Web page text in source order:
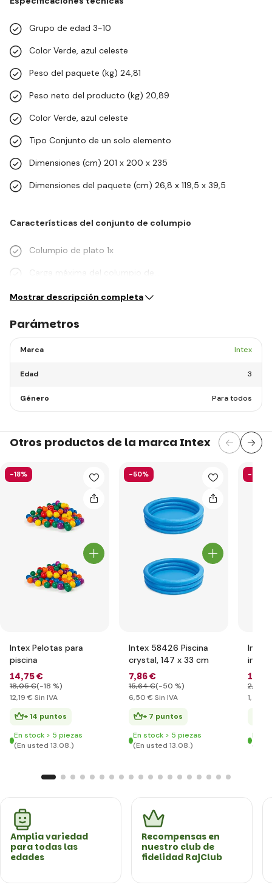
Grupo de edad 3-10
Color Verde, azul celeste
Peso del paquete (kg) 24,81
Peso neto del producto (kg) 20,89
Color Verde, azul celeste
Tipo Conjunto de un solo elemento
Dimensiones (cm) 201 x 200 x 235
Dimensiones del paquete (cm) 26,8 x 119,5 x 39,5
Características del conjunto de columpio
Columpio de plato 1x
Carga máxima del columpio de…
Mostrar descripción completa
Parámetros
Marca Intex
Edad 3
Género Para todos
Otros productos de la marca Intex
-18%
Intex Pelotas para
piscina
14,75 €
18,05 €(-18 %)
12,19 € Sin IVA
+ 14 puntos
En stock > 5 piezas
(En usted 13.08.)
-50%
Intex 58426 Piscina
crystal, 147 x 33 cm
7,86 €
15,64 €(-50 %)
6,50 € Sin IVA
+ 7 puntos
En stock > 5 piezas
(En usted 13.08.)
-40%
Intex
1
2,92 €
1,46 €
En
(En
Amplia variedad
para todas las
edades
Recompensas en
nuestro club de
fidelidad RajClub